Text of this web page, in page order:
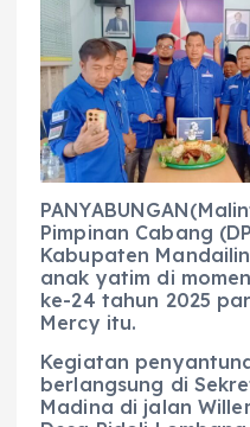
c
e
b
o
o
k
a
ts
A
p
p
e
g
r
a
m
e
n
g
Pimpinan Cabang
Kabupaten
anak yatim di
ke-24 tahun 2025
Mercy itu.
Kegiatan
berlangsung di
Madina di jalan